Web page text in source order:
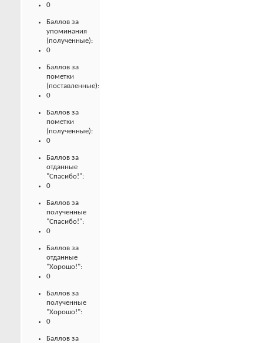
0
Баллов за
упоминания
(полученные):
0
Баллов за
пометки
(поставленные):
0
Баллов за
пометки
(полученные):
0
Баллов за
отданные
"Спасибо!":
0
Баллов за
полученные
"Спасибо!":
0
Баллов за
отданные
"Хорошо!":
0
Баллов за
полученные
"Хорошо!":
0
Баллов за